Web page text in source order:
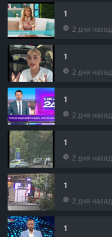
1
2 дня назад
1
2 дня назад
1
2 дня назад
1
2 дня назад
1
2 дня назад
1